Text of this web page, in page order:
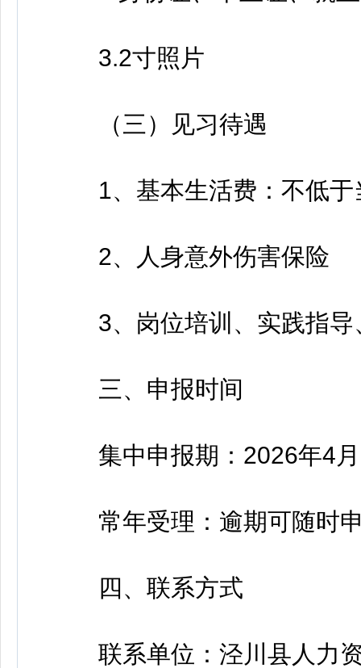
3.2寸照片
（三）见习待遇
1、基本生活费：不低于
2、人身意外伤害保险
3、岗位培训、实践指导
三、申报时间
集中申报期：2026年4月
常年受理：逾期可随时申
四、联系方式
联系单位：泾川县人力资